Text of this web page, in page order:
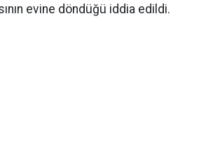
evine döndüğü iddia edildi.